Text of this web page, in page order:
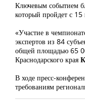
Ключевым событием
который пройдет с
«Участие в
экспертов из 84
общей площадью 65
Краснодарского края
В ходе пресс-
требованиям